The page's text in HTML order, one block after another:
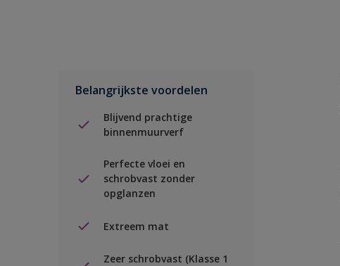
Belangrijkste voordelen
Blijvend prachtige
binnenmuurverf
Perfecte vloei en
schrobvast zonder
opglanzen
Extreem mat
Zeer schrobvast (Klasse 1